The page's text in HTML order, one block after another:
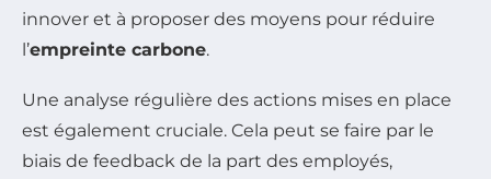
innover et à proposer des moyens pour réduire
l’empreinte carbone.
Une analyse régulière des actions mises en place
est également cruciale. Cela peut se faire par le
biais de feedback de la part des employés,